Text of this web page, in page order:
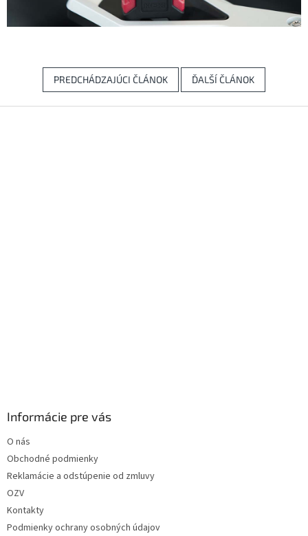
PREDCHÁDZAJÚCI ČLÁNOK ĎALŠÍ ČLÁNOK
Informácie pre vás
O nás
Obchodné podmienky
Reklamácie a odstúpenie od zmluvy
OZV
Kontakty
Podmienky ochrany osobných údajov